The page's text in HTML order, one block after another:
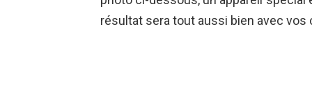
résultat sera tout aussi bien avec vos